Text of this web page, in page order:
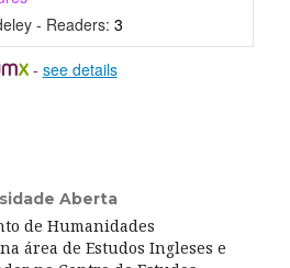
- Readers: 3
- see details
Aberta
de Humanidades
área de Estudos Ingleses e